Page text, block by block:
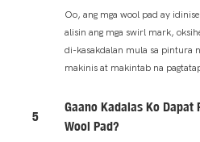
Oo, ang mga wool pad ay
alisin ang mga swirl mark,
di-kasakdalan mula sa pintura
makinis at makintab na
5
Gaano Kadalas Ko Dapat
Wool Pad?